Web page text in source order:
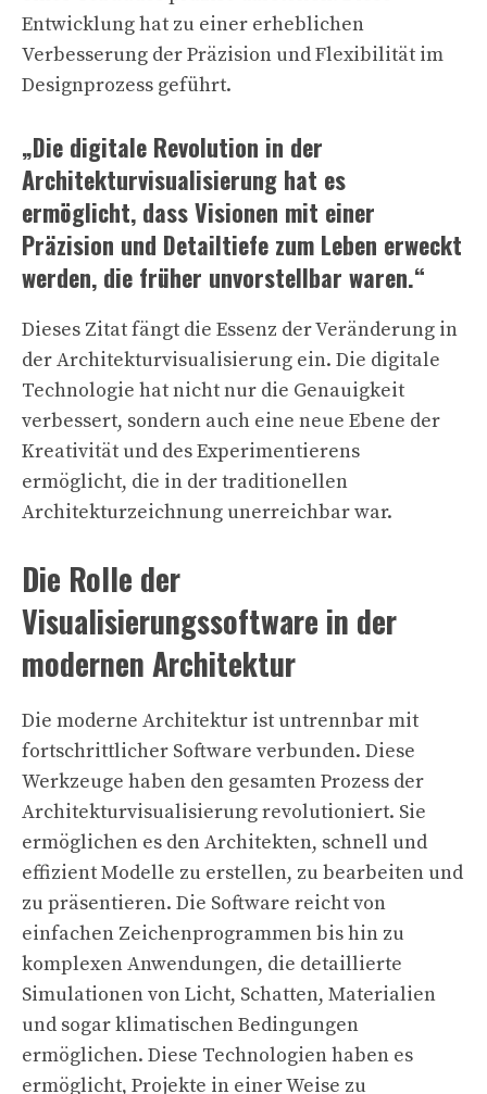
Entwicklung hat zu einer erheblichen
Verbesserung der Präzision und Flexibilität im
Designprozess geführt.
„Die digitale Revolution in der
Architekturvisualisierung hat es
ermöglicht, dass Visionen mit einer
Präzision und Detailtiefe zum Leben erweckt
werden, die früher unvorstellbar waren.“
Dieses Zitat fängt die Essenz der Veränderung in
der Architekturvisualisierung ein. Die digitale
Technologie hat nicht nur die Genauigkeit
verbessert, sondern auch eine neue Ebene der
Kreativität und des Experimentierens
ermöglicht, die in der traditionellen
Architekturzeichnung unerreichbar war.
Die Rolle der
Visualisierungssoftware in der
modernen Architektur
Die moderne Architektur ist untrennbar mit
fortschrittlicher Software verbunden. Diese
Werkzeuge haben den gesamten Prozess der
Architekturvisualisierung revolutioniert. Sie
ermöglichen es den Architekten, schnell und
effizient Modelle zu erstellen, zu bearbeiten und
zu präsentieren. Die Software reicht von
einfachen Zeichenprogrammen bis hin zu
komplexen Anwendungen, die detaillierte
Simulationen von Licht, Schatten, Materialien
und sogar klimatischen Bedingungen
ermöglichen. Diese Technologien haben es
ermöglicht, Projekte in einer Weise zu